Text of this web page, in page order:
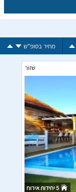
מחיר בסופ"ש
שזור
5 יחידות אירוח